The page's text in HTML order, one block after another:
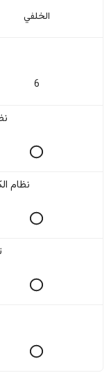
الخلفي
6
نظام